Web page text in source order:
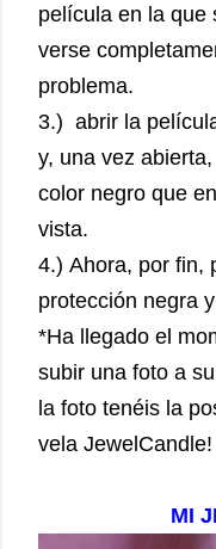
película en la que
verse
problema.
3.) abrir la
y, una vez
color negro que
vista.
4.) Ahora, por fin,
protección negra
*Ha llegado el
subir una foto a
la foto tenéis la
vela JewelCandle!
MI